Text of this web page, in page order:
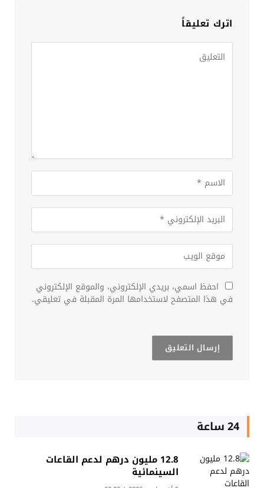
اترك تعليقاً
احفظ اسمي، بريدي الإلكتروني، والموقع الإلكتروني
في هذا المتصفح لاستخدامها المرة المقبلة في تعليقي.
24 ساعة
12.8 مليون درهم لدعم القاعات
السينمائية